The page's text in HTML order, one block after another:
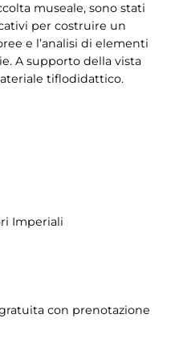
museale, sono stati
per costruire un
e l’analisi di elementi
A supporto della vista
tiflodidattico.
Imperiali
con prenotazione